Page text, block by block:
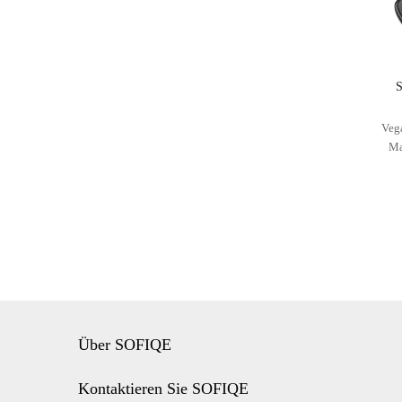
SOFIQE
Über SOFIQE
Kontaktieren Sie SOFIQE